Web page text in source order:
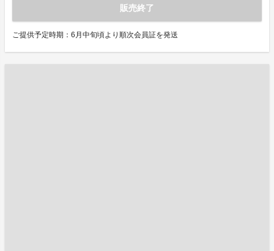
販売終了
ご提供予定時期：6月中旬頃より順次会員証を発送